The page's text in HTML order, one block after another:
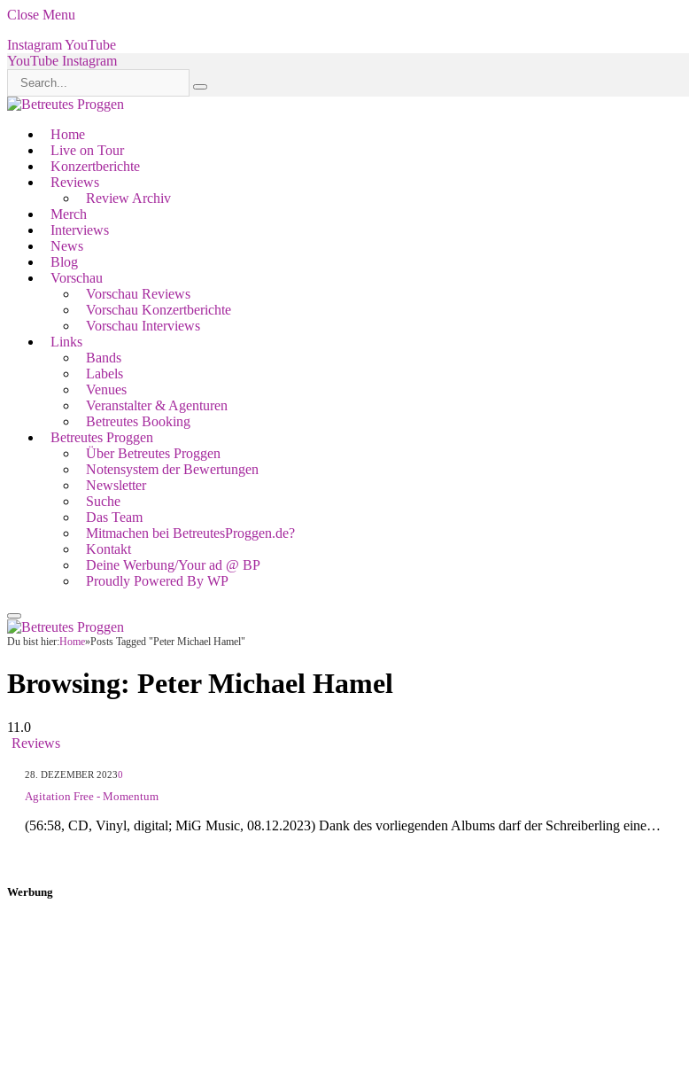
Close Menu
InstagramYouTube
YouTube Instagram
Home
Live on Tour
Konzertberichte
Reviews
Review Archiv
Merch
Interviews
News
Blog
Vorschau
Vorschau Reviews
Vorschau Konzertberichte
Vorschau Interviews
Links
Bands
Labels
Venues
Veranstalter & Agenturen
Betreutes Booking
Betreutes Proggen
Über Betreutes Proggen
Notensystem der Bewertungen
Newsletter
Suche
Das Team
Mitmachen bei BetreutesProggen.de?
Kontakt
Deine Werbung/Your ad @ BP
Proudly Powered By WP
Du bist hier:Home»Posts Tagged "Peter Michael Hamel"
Browsing: Peter Michael Hamel
11.0
Reviews
28. DEZEMBER 20230
Agitation Free - Momentum
(56:58, CD, Vinyl, digital; MiG Music, 08.12.2023) Dank des vorliegenden Albums darf der Schreiberling eine…
Werbung